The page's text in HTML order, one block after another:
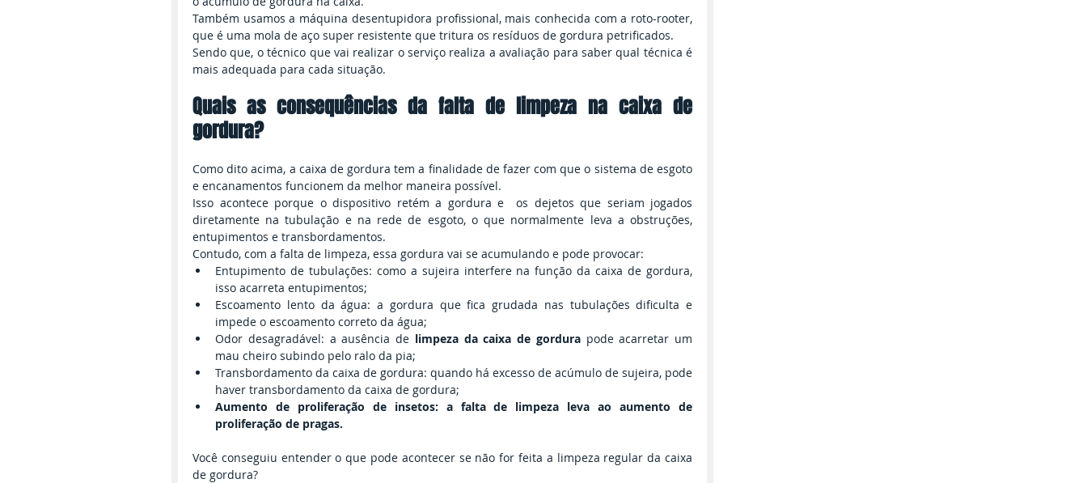
Também usamos a máquina desentupidora profissional, mais conhecida com a roto-rooter,
que é uma mola de aço super resistente que tritura os resíduos de gordura petrificados.
Sendo que, o técnico que vai realizar o serviço realiza a avaliação para saber qual técnica é
mais adequada para cada situação.
Quais as consequências da falta de limpeza na caixa de
gordura?
Como dito acima, a caixa de gordura tem a finalidade de fazer com que o sistema de esgoto
e encanamentos funcionem da melhor maneira possível.
Isso acontece porque o dispositivo retém a gordura e  os dejetos que seriam jogados
diretamente na tubulação e na rede de esgoto, o que normalmente leva a obstruções,
entupimentos e transbordamentos.
Contudo, com a falta de limpeza, essa gordura vai se acumulando e pode provocar:
Entupimento de tubulações: como a sujeira interfere na função da caixa de gordura,
isso acarreta entupimentos;
Escoamento lento da água: a gordura que fica grudada nas tubulações dificulta e
impede o escoamento correto da água;
Odor desagradável: a ausência de limpeza da caixa de gordura pode acarretar um
mau cheiro subindo pelo ralo da pia;
Transbordamento da caixa de gordura: quando há excesso de acúmulo de sujeira, pode
haver transbordamento da caixa de gordura;
Aumento de proliferação de insetos: a falta de limpeza leva ao aumento de
proliferação de pragas.
Você conseguiu entender o que pode acontecer se não for feita a limpeza regular da caixa
de gordura?